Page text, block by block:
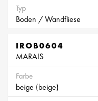
Typ
Boden / Wandfliese
IROB0604
MARAIS
Farbe
beige (beige)